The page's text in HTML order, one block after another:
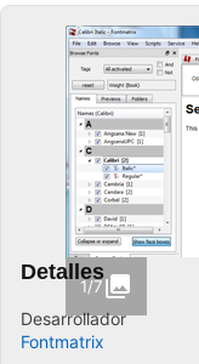
1/7
Detalles
Desarrollador
Fontmatrix